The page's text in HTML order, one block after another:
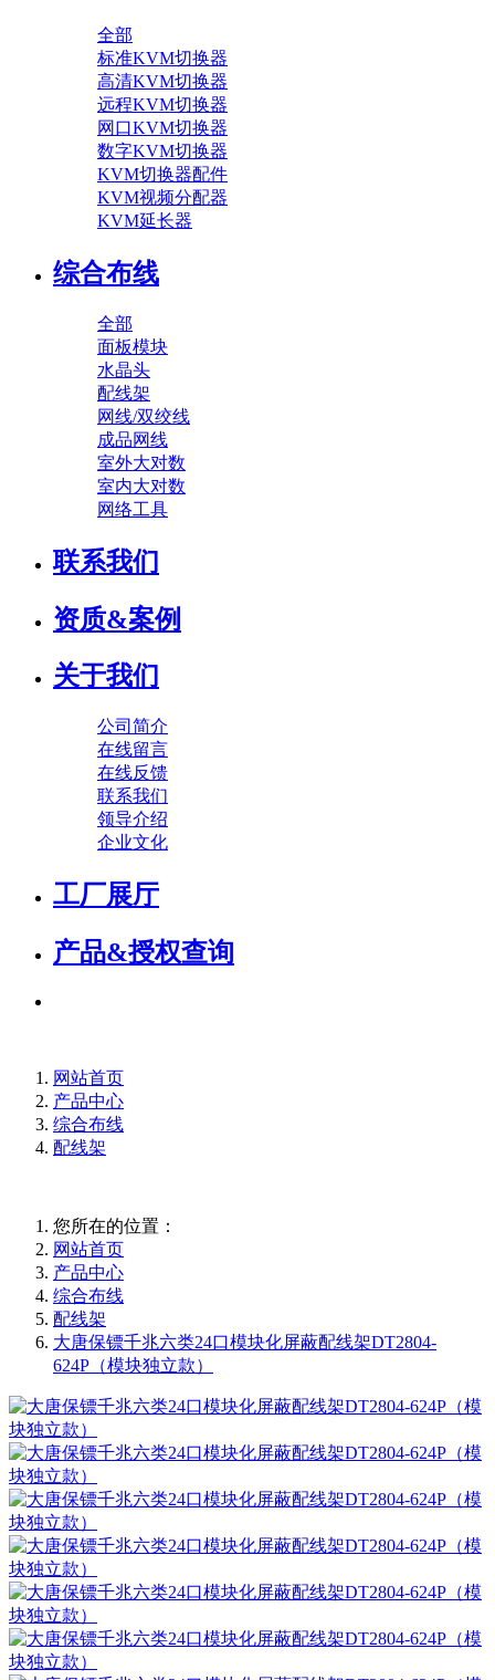
全部
标准KVM切换器
高清KVM切换器
远程KVM切换器
网口KVM切换器
数字KVM切换器
KVM切换器配件
KVM视频分配器
KVM延长器
综合布线
全部
面板模块
水晶头
配线架
网线/双绞线
成品网线
室外大对数
室内大对数
网络工具
联系我们
资质&案例
关于我们
公司简介
在线留言
在线反馈
联系我们
领导介绍
企业文化
工厂展厅
产品&授权查询
网站首页
产品中心
综合布线
配线架
您所在的位置：
网站首页
产品中心
综合布线
配线架
大唐保镖千兆六类24口模块化屏蔽配线架DT2804-
624P（模块独立款）